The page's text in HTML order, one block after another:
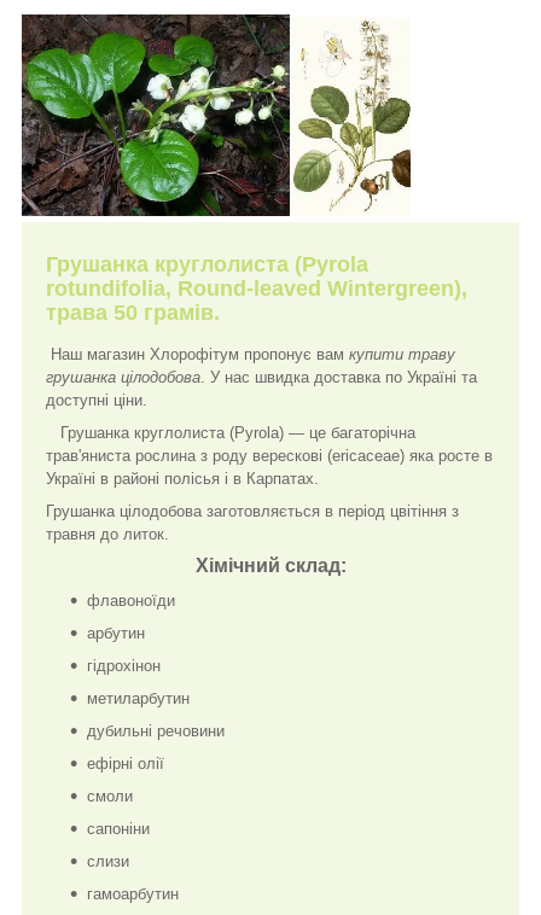
Грушанка круглолиста (Pyrola
rotundifolia, Round-leaved Wintergreen),
трава 50 грамів.
Наш магазин Хлорофітум пропонує вам купити траву
грушанка цілодобова . У нас швидка доставка по Україні та
доступні ціни.
Грушанка круглолиста (Pyrola) — це багаторічна
трав'яниста рослина з роду верескові (ericaceae) яка росте в
Україні в районі полісья і в Карпатах.
Грушанка цілодобова заготовляється в період цвітіння з
травня до литок.
Хімічний склад:
флавоноїди
арбутин
гідрохінон
метиларбутин
дубильні речовини
ефірні олії
смоли
сапоніни
слизи
гамоарбутин